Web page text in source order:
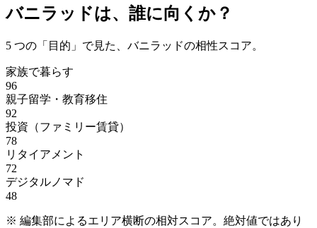
バニラッドは、誰に向くか？
5 つの「目的」で見た、 バニラッドの相性スコア。
家族で暮らす
96
親子留学・教育移住
92
投資（ファミリー賃貸）
78
リタイアメント
72
デジタルノマド
48
※ 編集部によるエリア横断の相対スコア。絶対値ではあり